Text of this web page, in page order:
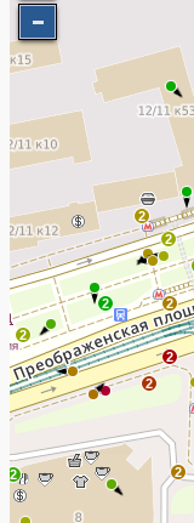
2
2
2
2
2
2
2
2
2